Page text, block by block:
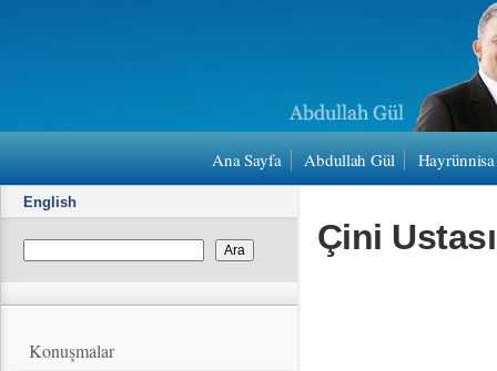
Ana Sayfa Abdullah Gül
English
Konuşmalar
Çini